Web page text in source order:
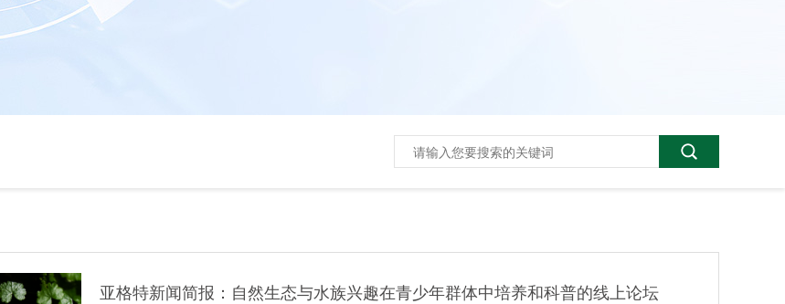
亚格特新闻简报：自然生态与水族兴趣在青少年群体中培养和科普的线上论坛